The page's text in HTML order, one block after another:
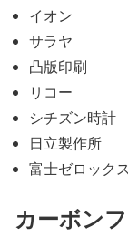
イオン
サラヤ
凸版印刷
リコー
シチズン時計
日立製作所
富士ゼロックス
カーボン